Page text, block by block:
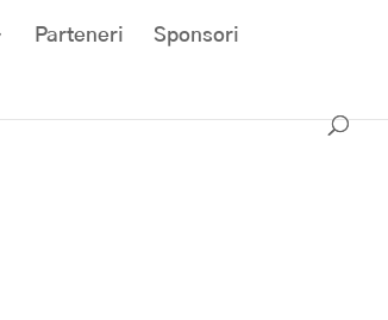
Parteneri Sponsori